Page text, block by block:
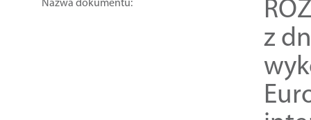
Nazwa dokumentu:
z